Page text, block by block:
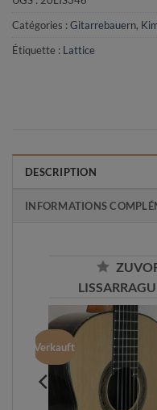
Catégories :Gitarrebauern,
Étiquette : Lattice
DESCRIPTION
INFORMATIONS
Verkauft